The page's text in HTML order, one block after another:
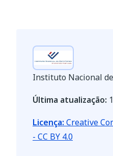
Instituto Nacional
Última atualização:
Licença: Creative
- CC BY 4.0